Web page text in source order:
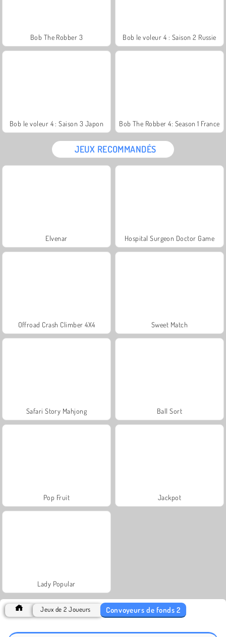
Bob The Robber 3 Bob le voleur 4 : Saison 2 Russie
Bob le voleur 4 : Saison 3 Japon Bob The Robber 4: Season 1 France
JEUX RECOMMANDÉS
Elvenar Hospital Surgeon Doctor Game
Offroad Crash Climber 4X4 Sweet Match
Safari Story Mahjong Ball Sort
Pop Fruit Jackpot
Lady Popular
Jeux de 2 Joueurs Convoyeurs de fonds 2